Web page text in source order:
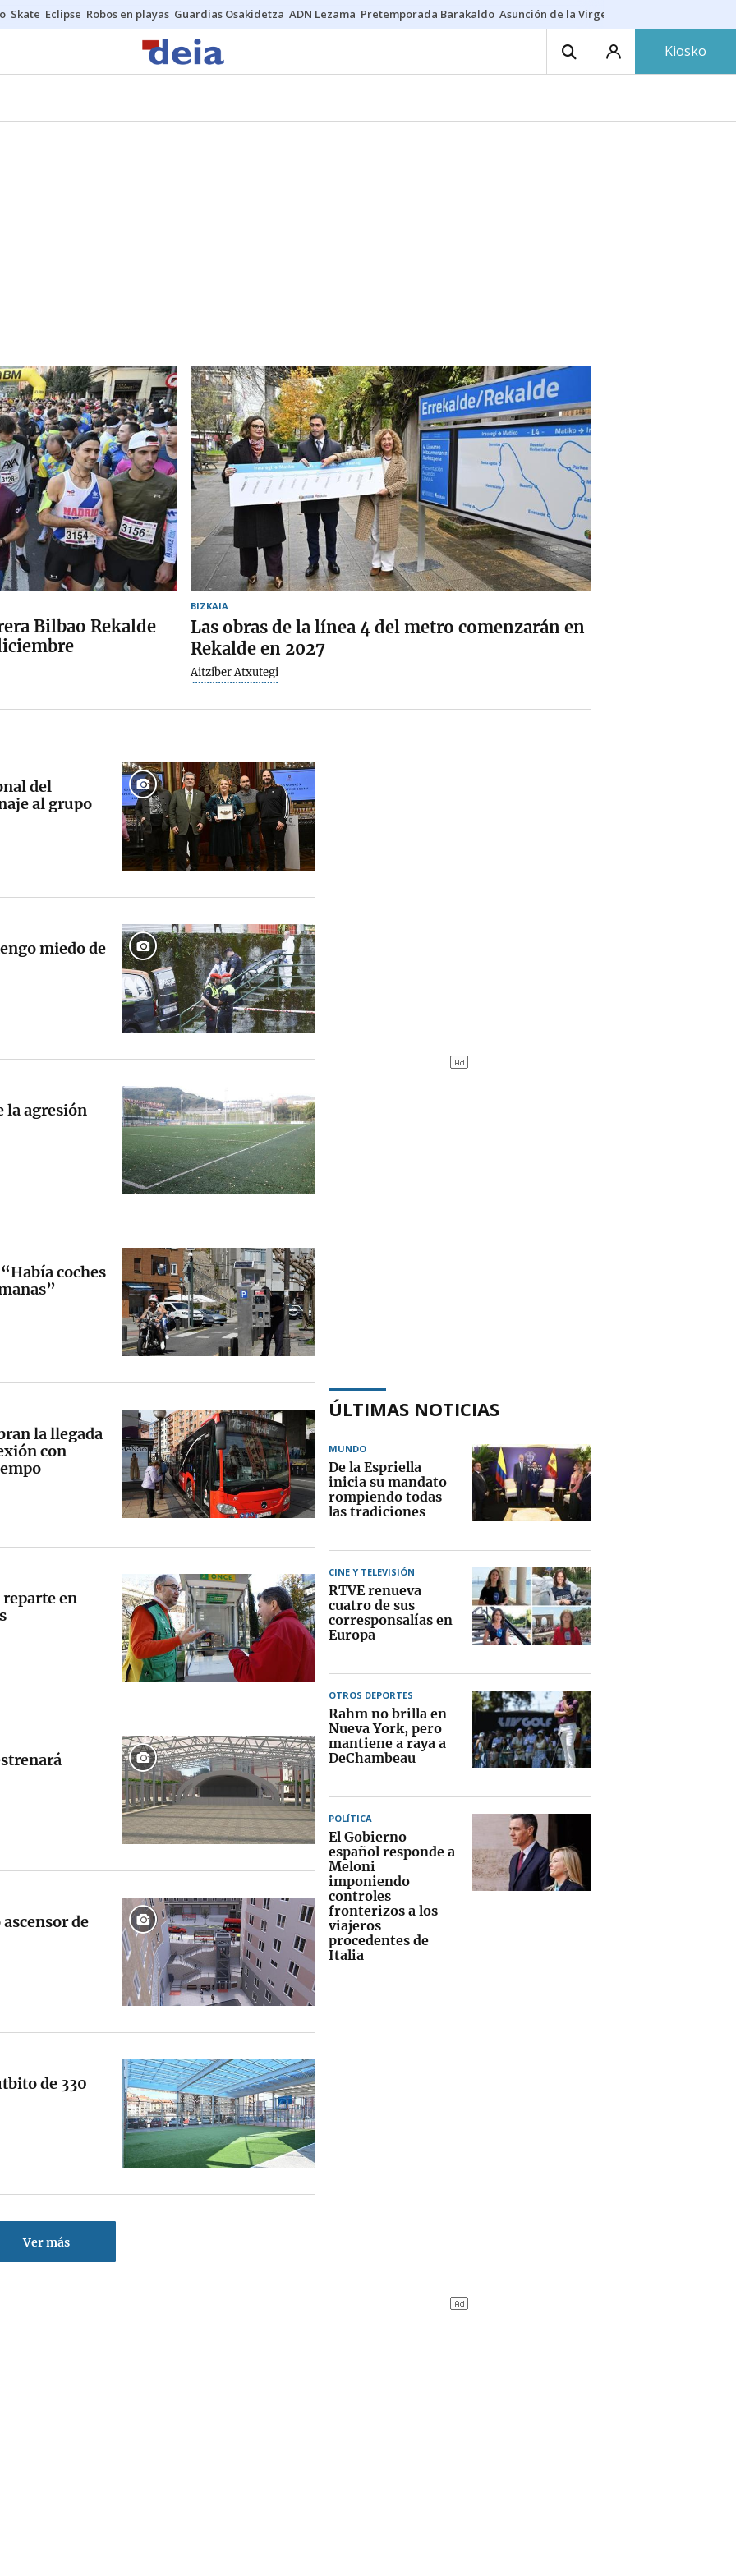
Skate Eclipse Robos en playas Guardias Osakidetza ADN Lezama Pretemporada Barakaldo Asunción de la Virgen
Kiosko
Bilbao Rekalde
BIZKAIA
Las obras de la línea 4 del metro comenzarán en
Rekalde en 2027
Aitziber Atxutegi
del
al grupo
miedo de
la agresión
coches
la llegada
con
reparte en
de
de 330
Ver más
ÚLTIMAS NOTICIAS
MUNDO
De la Espriella
inicia su mandato
rompiendo todas
las tradiciones
CINE Y TELEVISIÓN
RTVE renueva
cuatro de sus
corresponsalías en
Europa
OTROS DEPORTES
Rahm no brilla en
Nueva York, pero
mantiene a raya a
DeChambeau
POLÍTICA
El Gobierno
español responde a
Meloni
imponiendo
controles
fronterizos a los
viajeros
procedentes de
Italia